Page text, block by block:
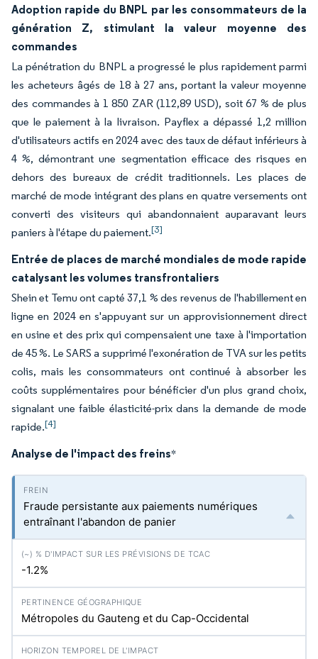
Adoption rapide du BNPL par les consommateurs de la
génération Z, stimulant la valeur moyenne des
commandes
La pénétration du BNPL a progressé le plus rapidement parmi
les acheteurs âgés de 18 à 27 ans, portant la valeur moyenne
des commandes à 1 850 ZAR (112,89 USD), soit 67 % de plus
que le paiement à la livraison. Payflex a dépassé 1,2 million
d'utilisateurs actifs en 2024 avec des taux de défaut inférieurs à
4 %, démontrant une segmentation efficace des risques en
dehors des bureaux de crédit traditionnels. Les places de
marché de mode intégrant des plans en quatre versements ont
converti des visiteurs qui abandonnaient auparavant leurs
paniers à l'étape du paiement.[3]
Entrée de places de marché mondiales de mode rapide
catalysant les volumes transfrontaliers
Shein et Temu ont capté 37,1 % des revenus de l'habillement en
ligne en 2024 en s'appuyant sur un approvisionnement direct
en usine et des prix qui compensaient une taxe à l'importation
de 45 %. Le SARS a supprimé l'exonération de TVA sur les petits
colis, mais les consommateurs ont continué à absorber les
coûts supplémentaires pour bénéficier d'un plus grand choix,
signalant une faible élasticité-prix dans la demande de mode
rapide.[4]
Analyse de l'impact des freins*
Fraude persistante aux paiements numériques
entraînant l'abandon de panier
-1.2%
Métropoles du Gauteng et du Cap-Occidental